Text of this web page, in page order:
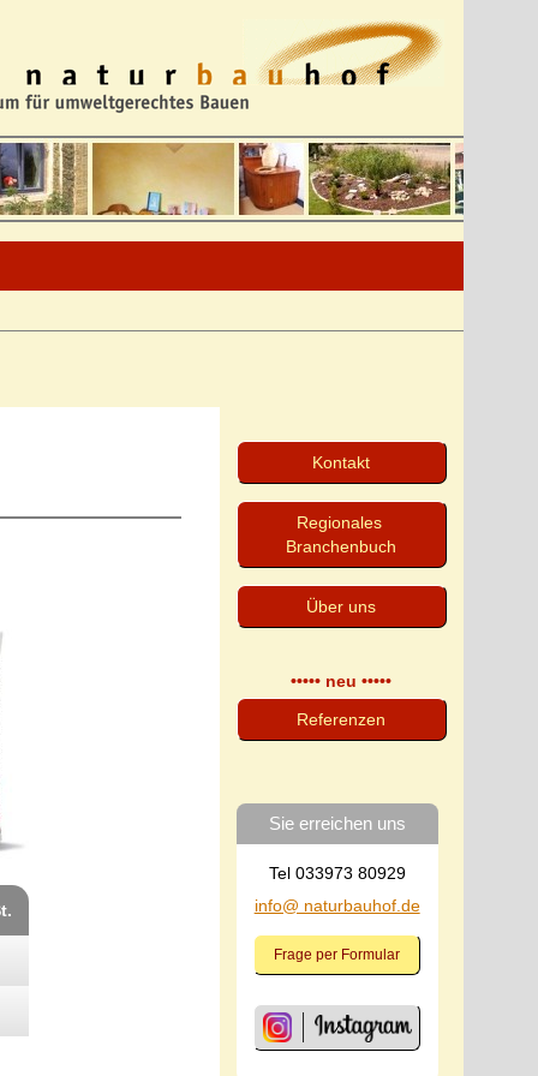
Kontakt
Regionales
Branchenbuch
Über uns
••••• neu •••••
Referenzen
Sie erreichen uns
Tel 033973 80929
info@ naturbauhof.de
Frage per Formular